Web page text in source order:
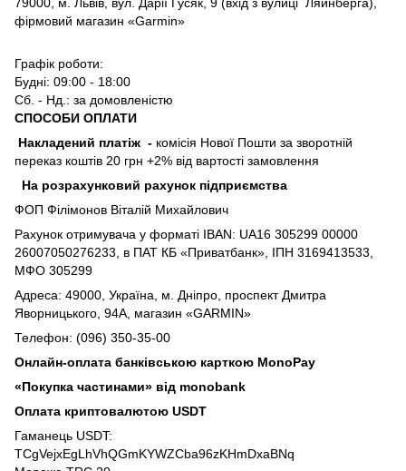
фірмовий магазин «Garmin»
Графік роботи:
Будні: 09:00 - 18:00
Сб. - Нд.: за домовленістю
СПОСОБИ ОПЛАТИ
Накладений платіж - комісія Нової Пошти за зворотній
переказ коштів 20 грн +2% від вартості замовлення
На розрахунковий рахунок підприємства
ФОП Філімонов Віталій Михайлович
Рахунок отримувача у форматі IBAN: UA16 305299 00000
26007050276233, в ПАТ КБ «Приватбанк», ІПН 3169413533,
МФО 305299
Адреса: 49000, Україна, м. Дніпро, проспект Дмитра
Яворницького, 94А, магазин «GARMIN»
Телефон: (096) 350-35-00
Онлайн-оплата банківською карткою MonoPay
«Покупка частинами» від monobank
Оплата криптовалютою USDT
Гаманець USDT:
TCgVejxEgLhVhQGmKYWZCba96zKHmDxaBNq